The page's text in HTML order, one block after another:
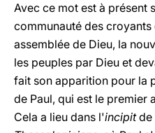
Avec ce mot est à présent
communauté des
assemblée de Dieu, la
les peuples par Dieu et
fait son apparition pour la
de Paul, qui est le premier
Cela a lieu dans l'incipitde